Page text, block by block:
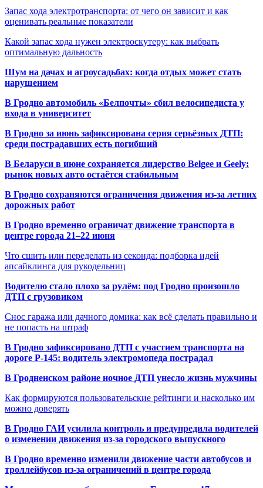
Запас хода электротранспорта: от чего он зависит и как
оценивать реальные показатели
Какой запас хода нужен электроскутеру: как выбрать
оптимальную дальность
Шум на дачах и агроусадьбах: когда отдых может стать
нарушением
В Гродно автомобиль «Белпочты» сбил велосипедиста у
входа в университет
В Гродно за июнь зафиксирована серия серьёзных ДТП:
среди пострадавших есть погибший
В Беларуси в июне сохраняется лидерство Belgee и Geely:
рынок новых авто остаётся стабильным
В Гродно сохраняются ограничения движения из-за летних
дорожных работ
В Гродно временно ограничат движение транспорта в
центре города 21–22 июня
Что сшить или переделать из секонда: подборка идей
апсайклинга для рукодельниц
Водителю стало плохо за рулём: под Гродно произошло
ДТП с грузовиком
Снос гаража или дачного домика: как всё сделать правильно и
не попасть на штраф
В Гродно зафиксировано ДТП с участием транспорта на
дороге Р-145: водитель электромопеда пострадал
В Гродненском районе ночное ДТП унесло жизнь мужчины
Как формируются пользовательские рейтинги и насколько им
можно доверять
В Гродно ГАИ усилила контроль и предупредила водителей
о изменении движения из-за городского выпускного
В Гродно временно изменили движение части автобусов и
троллейбусов из-за ограничений в центре города